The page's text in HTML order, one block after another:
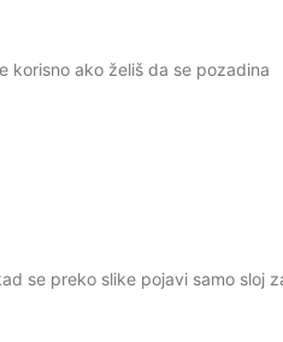
korisno ako želiš da se pozadina
se preko slike pojavi samo sloj